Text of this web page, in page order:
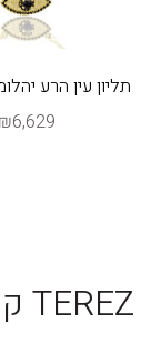
תליון עין הרע
₪6,629
TEREZ קולקציית